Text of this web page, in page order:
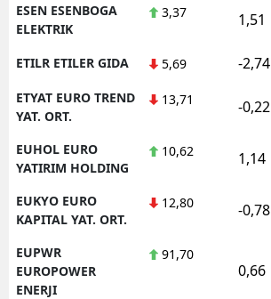
ESEN ESENBOGA
ELEKTRIK
3,37 1,51
ETILR ETILER GIDA 5,69 -2,74
ETYAT EURO TREND
YAT. ORT.
13,71 -0,22
EUHOL EURO
YATIRIM HOLDING
10,62 1,14
EUKYO EURO
KAPITAL YAT. ORT.
12,80 -0,78
EUPWR
EUROPOWER
ENERJI
91,70
0,66